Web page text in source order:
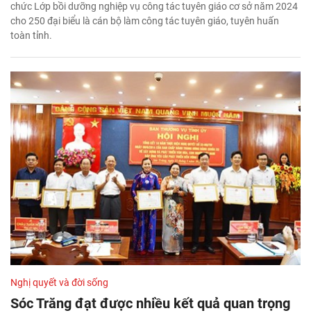
chức Lớp bồi dưỡng nghiệp vụ công tác tuyên giáo cơ sở năm 2024
cho 250 đại biểu là cán bộ làm công tác tuyên giáo, tuyên huấn
toàn tỉnh.
Nghị quyết và đời sống
Sóc Trăng đạt được nhiều kết quả quan trọng